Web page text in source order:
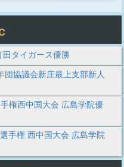
田タイガース優勝
協議会新庄最上支部新人
権西中国大会 広島学院優
手権 西中国大会 広島学院